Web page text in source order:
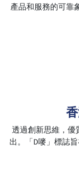
產品和服務的可靠
透過創新思維，優
出。「D嘜」標誌